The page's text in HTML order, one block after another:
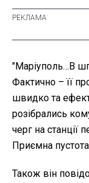
"Маріуполь…В
Фактично – її
швидко та
розібрались
черг на станції
Приємна
Також він